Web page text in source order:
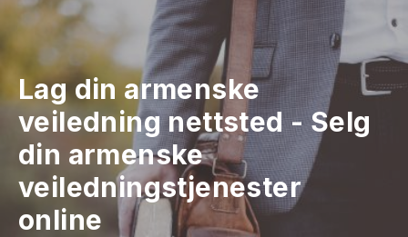
Lag din armenske
veiledning nettsted-Selg
din armenske
veiledningstjenester
online